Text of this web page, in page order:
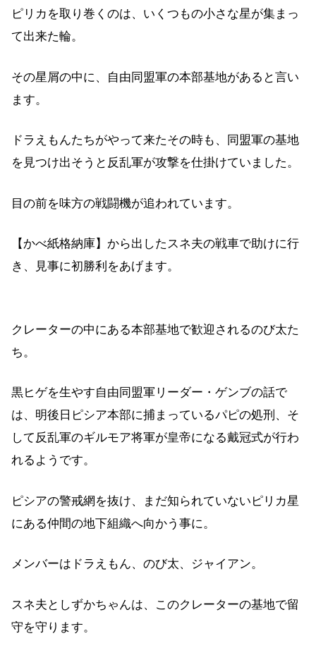
ピリカを取り巻くのは、いくつもの小さな星が集まっ
て出来た輪。
その星屑の中に、自由同盟軍の本部基地があると言い
ます。
ドラえもんたちがやって来たその時も、同盟軍の基地
を見つけ出そうと反乱軍が攻撃を仕掛けていました。
目の前を味方の戦闘機が追われています。
【かべ紙格納庫】から出したスネ夫の戦車で助けに行
き、見事に初勝利をあげます。
クレーターの中にある本部基地で歓迎されるのび太た
ち。
黒ヒゲを生やす自由同盟軍リーダー・ゲンブの話で
は、明後日ピシア本部に捕まっているパピの処刑、そ
して反乱軍のギルモア将軍が皇帝になる戴冠式が行わ
れるようです。
ピシアの警戒網を抜け、まだ知られていないピリカ星
にある仲間の地下組織へ向かう事に。
メンバーはドラえもん、のび太、ジャイアン。
スネ夫としずかちゃんは、このクレーターの基地で留
守を守ります。